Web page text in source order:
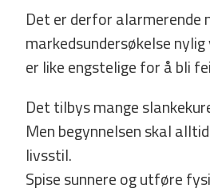
Det er derfor alarmerende
markedsundersøkelse
er like engstelige for å bli
Det tilbys mange
Men begynnelsen skal
livsstil.
Spise sunnere og utføre